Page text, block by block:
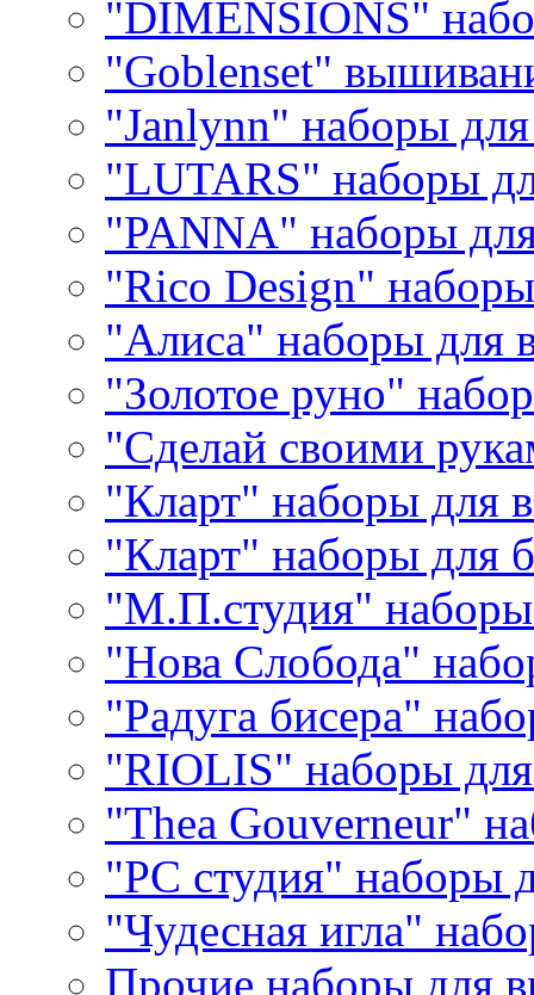
"DIMENSIONS"
"Goblenset"
"Janlynn" наборы
"LUTARS" наборы
"PANNA" наборы
"Rico Design"
"Алиса" наборы для
"Золотое руно"
"Сделай своими
"Кларт" наборы для
"Кларт" наборы для
"М.П.студия"
"Нова Слобода"
"Радуга бисера"
"RIOLIS" наборы
"Thea Gouverneur"
"РС студия" наборы
"Чудесная игла"
Прочие наборы для